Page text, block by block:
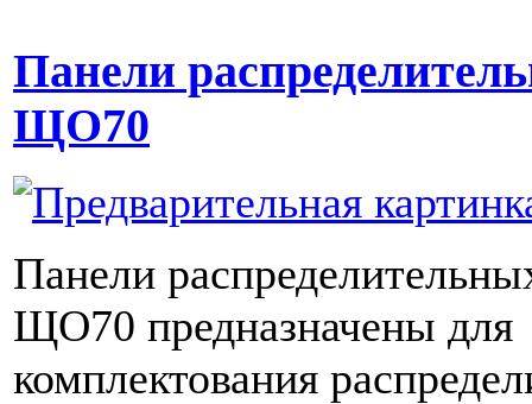
Панели
ЩО70
Панели
ЩО70 предназначены для
комплектования